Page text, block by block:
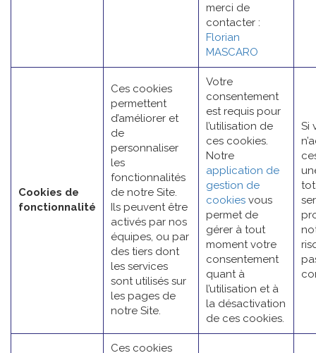
merci de
contacter :
Florian
MASCARO
Cookies de
fonctionnalité
Ces cookies
permettent
d’améliorer et
de
personnaliser
les
fonctionnalités
de notre Site.
Ils peuvent être
activés par nos
équipes, ou par
des tiers dont
les services
sont utilisés sur
les pages de
notre Site.
Votre
consentement
est requis pour
l’utilisation de
ces cookies.
Notre
application de
gestion de
cookies vous
permet de
gérer à tout
moment votre
consentement
quant à
l’utilisation et à
la désactivation
de ces cookies.
Si
Ces cookies